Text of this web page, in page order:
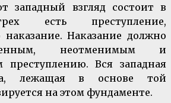
западный взгляд состоит в
есть преступление,
Наказание должно
неотменимым и
преступлению. Вся западная
лежащая в основе той
на этом фундаменте.